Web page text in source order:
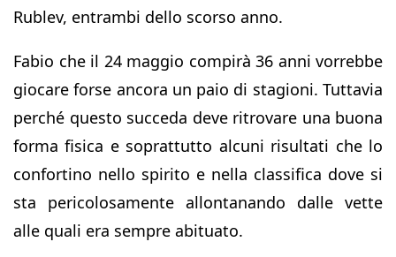
Rublev, entrambi dello scorso anno.
Fabio che il 24 maggio compirà 36 anni vorrebbe
giocare forse ancora un paio di stagioni. Tuttavia
perché questo succeda deve ritrovare una buona
forma fisica e soprattutto alcuni risultati che lo
confortino nello spirito e nella classifica dove si
sta pericolosamente allontanando dalle vette
alle quali era sempre abituato.